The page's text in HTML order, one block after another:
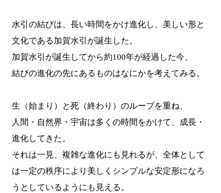
水引の結びは、長い時間をかけ進化し、美しい形と
文化である加賀水引が誕生した。
加賀水引が誕生してから約100年が経過した今、
結びの進化の先にあるものはなにかを考えてみる。
生（始まり）と死（終わり）のループを重ね、
人間・自然界・宇宙は多くの時間をかけて、成長・
進化してきた。
それは一見、複雑な進化にも見れるが、全体として
は一定の秩序により美しくシンプルな安定形になろ
うとしているようにも見える。